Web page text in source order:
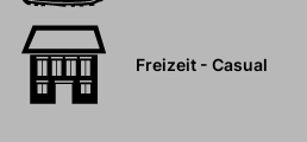
Freizeit - Casual